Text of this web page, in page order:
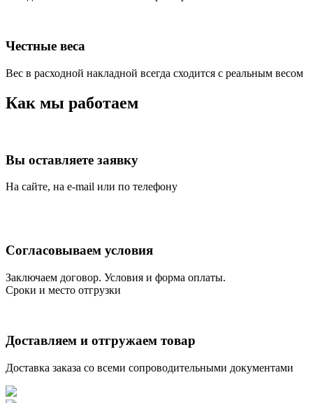
Честные веса
Вес в расходной накладной всегда сходится с реальным весом
Как мы работаем
Вы оставляете заявку
На сайте, на e-mail или по телефону
Согласовываем условия
Заключаем договор. Условия и форма оплаты.
Сроки и место отгрузки
Доставляем и отгружаем товар
Доставка заказа со всеми сопроводительными документами